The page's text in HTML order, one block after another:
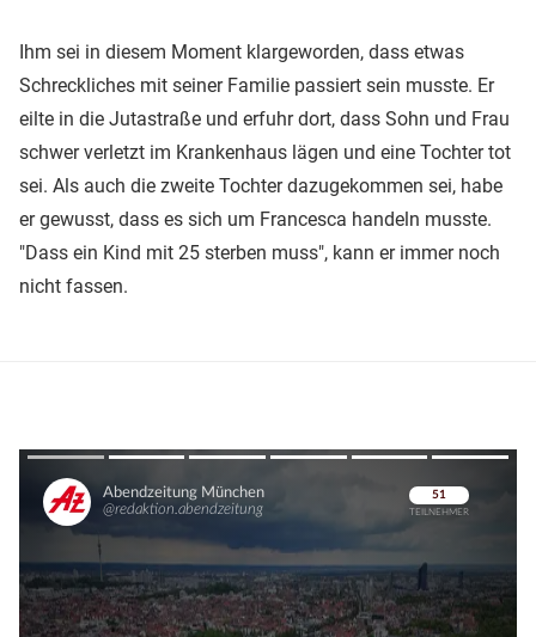
Ihm sei in diesem Moment klargeworden, dass etwas
Schreckliches mit seiner Familie passiert sein musste. Er
eilte in die Jutastraße und erfuhr dort, dass Sohn und Frau
schwer verletzt im Krankenhaus lägen und eine Tochter tot
sei. Als auch die zweite Tochter dazugekommen sei, habe
er gewusst, dass es sich um Francesca handeln musste.
"Dass ein Kind mit 25 sterben muss", kann er immer noch
nicht fassen.
Überspringen